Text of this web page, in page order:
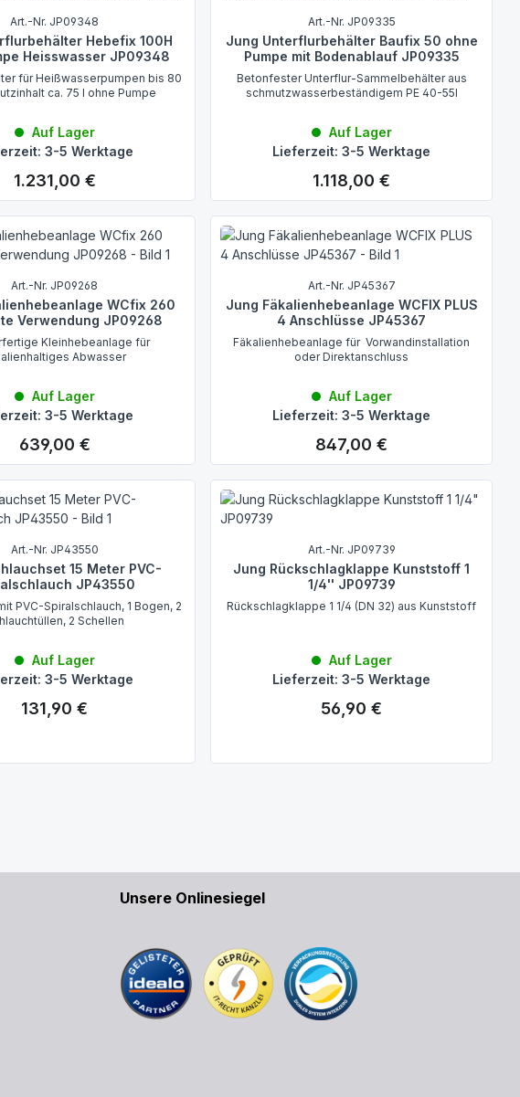
Art.-Nr. JP09348
Hebefix 100H
Heisswasser JP09348
für Heißwasserpumpen bis 80
ca. 75 l ohne Pumpe
Auf Lager
3-5 Werktage
Regulärer Preis:
1.231,00 €
Art.-Nr. JP09335
Jung Unterflurbehälter Baufix 50 ohne
Pumpe mit Bodenablauf JP09335
Betonfester Unterflur-Sammelbehälter aus
schmutzwasserbeständigem PE 40-55l
Auf Lager
Lieferzeit: 3-5 Werktage
Regulärer Preis:
1.118,00 €
Art.-Nr. JP09268
WCfix 260
Verwendung JP09268
Kleinhebeanlage für
Abwasser
Auf Lager
3-5 Werktage
Regulärer Preis:
639,00 €
Art.-Nr. JP45367
Jung Fäkalienhebeanlage WCFIX PLUS
4 Anschlüsse JP45367
Fäkalienhebeanlage für Vorwandinstallation
oder Direktanschluss
Auf Lager
Lieferzeit: 3-5 Werktage
Regulärer Preis:
847,00 €
Art.-Nr. JP43550
15 Meter PVC-
JP43550
PVC-Spiralschlauch, 1 Bogen, 2
2 Schellen
Auf Lager
3-5 Werktage
Regulärer Preis:
131,90 €
Art.-Nr. JP09739
Jung Rückschlagklappe Kunststoff 1
1/4'' JP09739
Rückschlagklappe 1 1/4 (DN 32) aus Kunststoff
Auf Lager
Lieferzeit: 3-5 Werktage
Regulärer Preis:
56,90 €
Unsere Onlinesiegel